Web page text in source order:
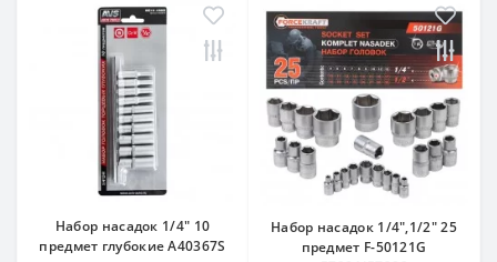
Набор насадок 1/4" 10
предмет глубокие A40367S
Набор насадок 1/4",1/2" 25
предмет F-50121G